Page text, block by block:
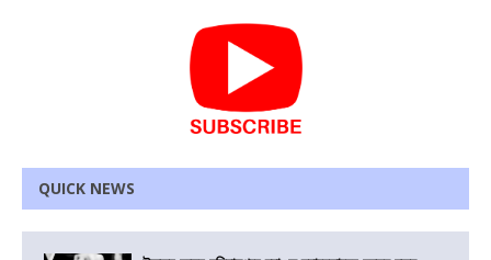
QUICK NEWS